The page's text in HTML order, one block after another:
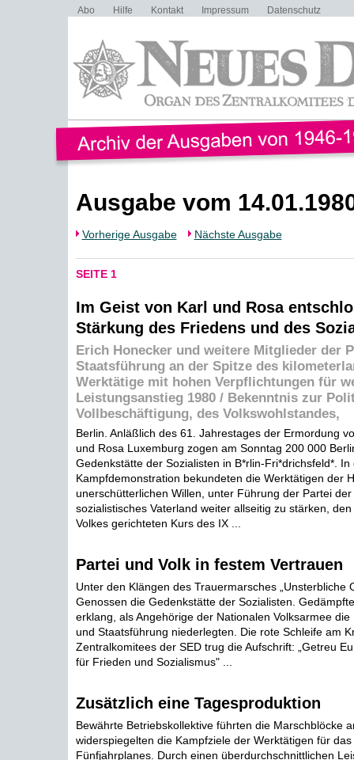
Abo Hilfe Kontakt Impressum Datenschutz
Ausgabe vom
Vorherige Ausgabe Nächste Ausgabe
SEITE 1
Im Geist von Karl und Rosa
Stärkung des Friedens und des
Erich Honecker und weitere Mitglieder der
Staatsführung an der Spitze des
Werktätige mit hohen Verpflichtungen für
Leistungsanstieg 1980 / Bekenntnis zur
Vollbeschäftigung, des Volkswohlstandes,
Berlin. Anläßlich des 61. Jahrestages der Ermordung
und Rosa Luxemburg zogen am Sonntag 200 000
Gedenkstätte der Sozialisten in B*rlin-Fri*drichsfeld*.
Kampfdemonstration bekundeten die Werktätigen der
unerschütterlichen Willen, unter Führung der Partei
sozialistisches Vaterland weiter allseitig zu stärken,
Volkes gerichteten Kurs des IX ...
Partei und Volk in festem Vertrauen
Unter den Klängen des Trauermarsches „Unsterbliche
Genossen die Gedenkstätte der Sozialisten.
erklang, als Angehörige der Nationalen Volksarmee
und Staatsführung niederlegten. Die rote Schleife am
Zentralkomitees der SED trug die Aufschrift: „Getreu
für Frieden und Sozialismus" ...
Zusätzlich eine Tagesproduktion
Bewährte Betriebskollektive führten die Marschblöcke
widerspiegelten die Kampfziele der Werktätigen für
Fünfjahrplanes. Durch einen überdurchschnittlichen